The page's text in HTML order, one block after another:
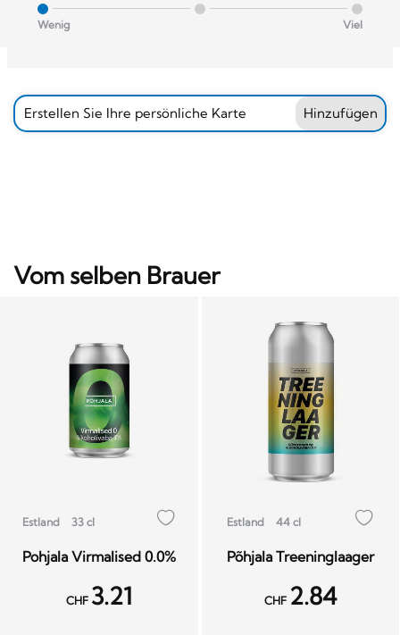
Wenig Viel
Erstellen Sie Ihre persönliche Karte Hinzufügen
Vom selben Brauer
Estland 33 cl
Pohjala Virmalised 0.0%
CHF 3.21
Estland 44 cl
Põhjala Treeninglaager
CHF 2.84